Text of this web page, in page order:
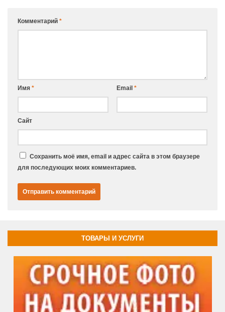
Комментарий *
Имя * Email *
Сайт
Сохранить моё имя, email и адрес сайта в этом браузере
для последующих моих комментариев.
ТОВАРЫ И УСЛУГИ